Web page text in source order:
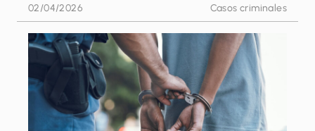
02/04/2026 Casos criminales